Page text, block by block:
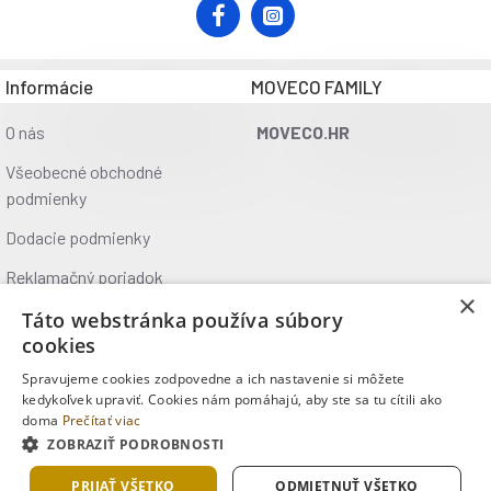
prilejte pri zapnutej filtrácii 30 ml/1 m3 vody. Pre vírivé
bazény je najvhodnejšia tvrdosť vody 160 – 240 mg/l vo
poškodenie očí. Ak je potrebná lekárska pomoc, majte po
ruke obal alebo štítok výrobku. Uchovávajte mimo dosahu
detí. Pri používaní tohto výrobku nejedzte, nepite ani
Obsah balenia:
Informácie
O nás
Všeobecné obchodné
podmienky
Dodacie podmienky
Reklamačný poriadok
Ochrana údajov
Kontakt
Kde nás nájdete
MOVECO FAMILY
MOVECO.HR
Copyright © 2025, MOVECO s.r.o., Všetky práva vyhradené
×
Táto webstránka používa súbory
cookies
Spravujeme cookies zodpovedne a ich nastavenie si môžete
kedykoľvek upraviť. Cookies nám pomáhajú, aby ste sa tu cítili ako
doma Prečítať viac
ZOBRAZIŤ PODROBNOSTI
PRIJAŤ VŠETKO ODMIETNUŤ VŠETKO